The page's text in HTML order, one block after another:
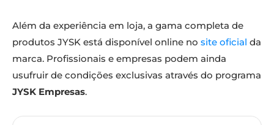
Além da experiência em loja, a gama completa de
produtos JYSK está disponível online no site oficial da
marca. Profissionais e empresas podem ainda
usufruir de condições exclusivas através do programa
JYSK Empresas.